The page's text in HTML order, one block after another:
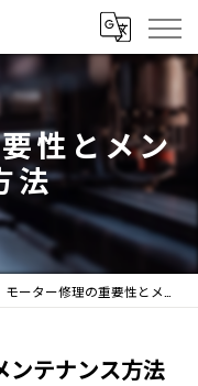
性とメン
法
モーター修理の重要性とメンテナンス方法
ンテナンス方法